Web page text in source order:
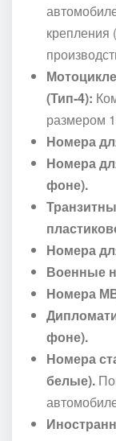
крепления
(Тип-4):
размером
Номера
Номера
фоне).
Номера
Военные
Номера
фоне).
Номера
белые).